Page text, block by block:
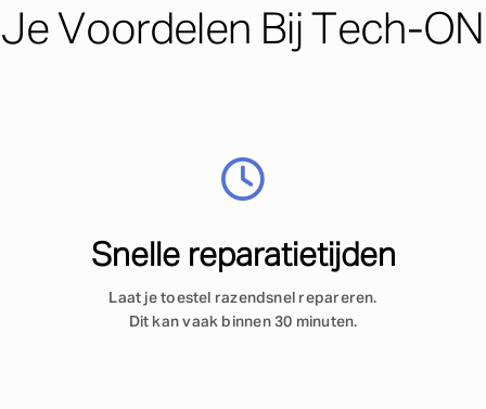
Je Voordelen Bij Tech-ON
Snelle reparatietijden
Laat je toestel razendsnel repareren.
Dit kan vaak binnen 30 minuten.